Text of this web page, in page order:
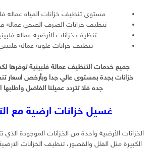
مستوى تنظيف خزانات المياه عماله
تنظيف خزانات الصرف الصحي عماله
تنظيف خزانات الأرضية عماله
تنظيف خزانات علويه عماله
جميع خدمات التنظيف عمالة فلبينية توفرها
خزانات بجدة بمستوى عالي جدا وبأرخص اسعار
جده فلا تتردد عميلنا الفاضل واطلبها
غسيل خزانات ارضية مع
الخزانات الأرضية واحدة من الخزانات الموجودة الذي
الكبيرة مثل الفلل والقصور، تنظيف الخزانات